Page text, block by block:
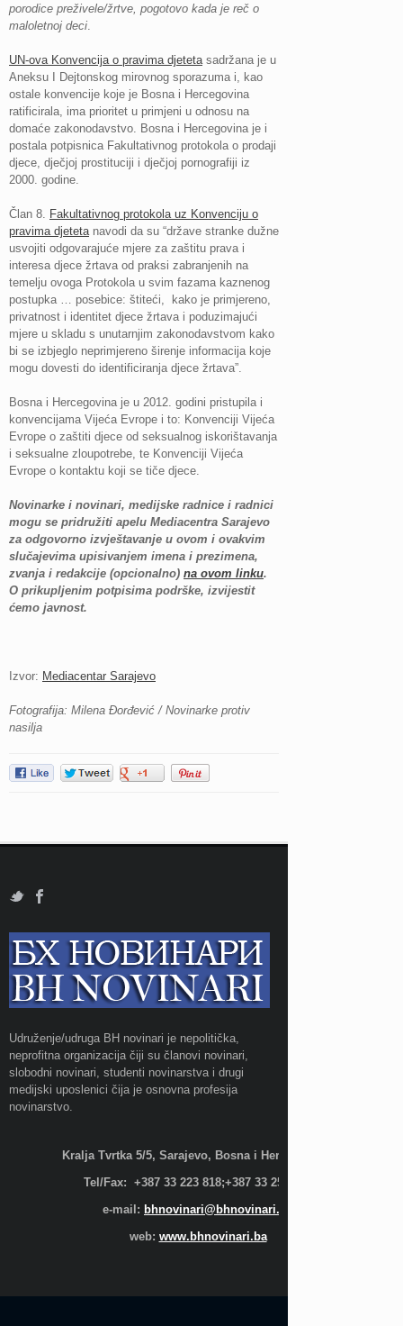
porodice preživele/žrtve, pogotovo kada je reč o
maloletnoj deci
UN-ova Konvencija o pravima djeteta sadržana je u
Aneksu I Dejtonskog mirovnog sporazuma i, kao
ostale konvencije koje je Bosna i Hercegovina
ratificirala, ima prioritet u primjeni u odnosu na
domaće zakonodavstvo. Bosna i Hercegovina je i
postala potpisnica Fakultativnog protokola o prodaji
djece, dječjoj prostituciji i dječjoj pornografiji iz
2000. godine.
Član 8.
Fakultativnog protokola uz Konvenciju o
pravima djeteta navodi da su “države stranke dužne
usvojiti odgovarajuće mjere za zaštitu prava i
interesa djece žrtava od praksi zabranjenih na
temelju ovoga Protokola u svim fazama kaznenog
postupka … posebice: štiteći, kako je primjereno,
privatnost i identitet djece žrtava i poduzimajući
mjere u skladu s unutarnjim zakonodavstvom kako
bi se izbjeglo neprimjereno širenje informacija koje
mogu dovesti do identificiranja djece žrtava”.
Bosna i Hercegovina je u 2012. godini pristupila i
konvencijama Vijeća Evrope i to: Konvenciji Vijeća
Evrope o zaštiti djece od seksualnog iskorištavanja
i seksualne zloupotrebe, te Konvenciji Vijeća
Evrope o kontaktu koji se tiče djece.
Novinarke i novinari, medijske radnice i radnici
mogu se pridružiti apelu Mediacentra Sarajevo
za odgovorno izvještavanje u ovom i ovakvim
slučajevima upisivanjem imena i prezimena,
zvanja i redakcije (opcionalno) na ovom linku.
O prikupljenim potpisima podrške, izvijestit
ćemo javnost.
Izvor: Mediacentar Sarajevo
Fotografija: Milena Đorđević / Novinarke protiv
nasilja
Udruženje/udruga BH novinari je nepolitička,
neprofitna organizacija čiji su članovi novinari,
slobodni novinari, studenti novinarstva i drugi
medijski uposlenici čija je osnovna profesija
novinarstvo.
Kralja Tvrtka 5/5, Sarajevo, Bosna i Hercegovina;
Tel/Fax: +387 33 223 818;+387 33 255 600
e-mail: bhnovinari@bhnovinari.ba
web: www.bhnovinari.ba